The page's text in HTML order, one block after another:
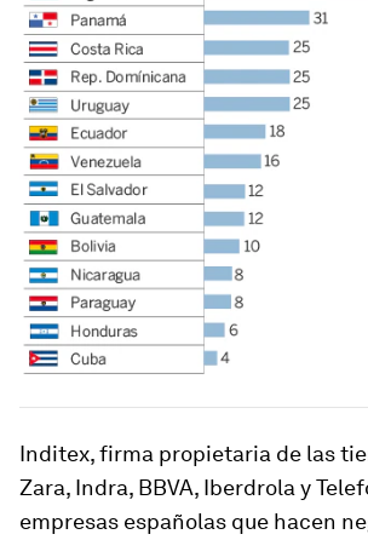
Inditex, firma propietaria de las
Zara, Indra, BBVA, Iberdrola y
empresas españolas que hacen